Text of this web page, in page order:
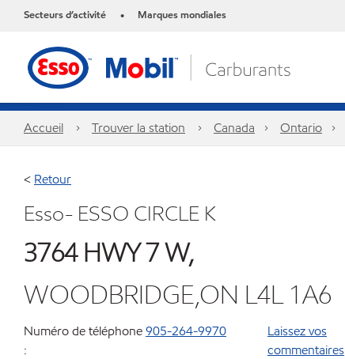
Secteurs d’activité • Marques mondiales
Accueil Trouver la station Canada Ontario
< Retour
Esso- ESSO CIRCLE K
3764 HWY 7 W,
WOODBRIDGE,ON L4L 1A6
Numéro de téléphone
:
905-264-9970
Laissez vos
commentaires